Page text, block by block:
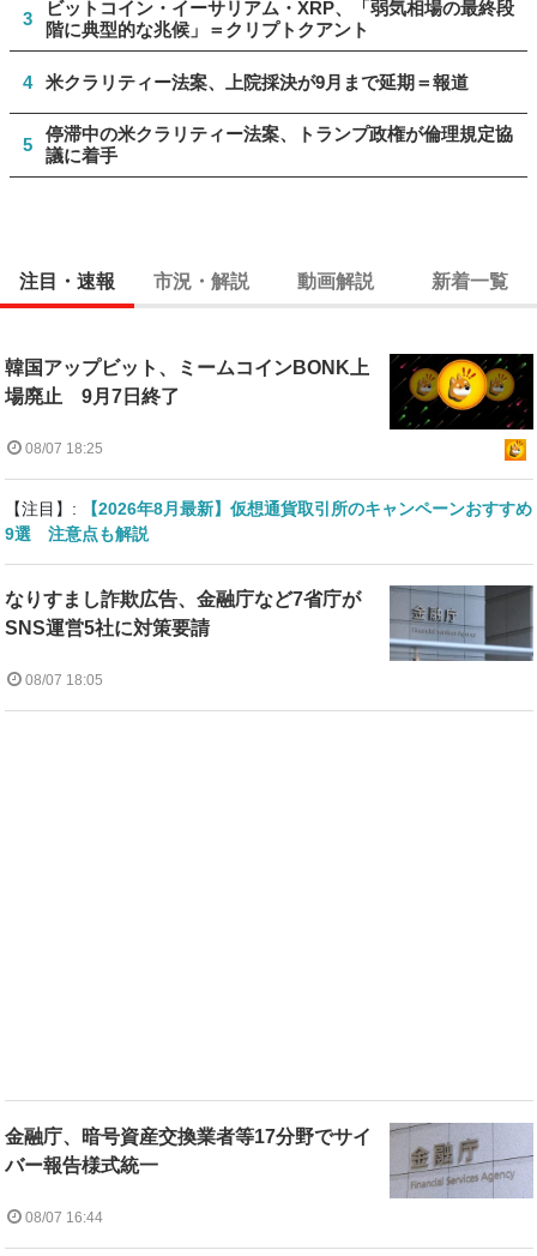
3
ビットコイン・イーサリアム・XRP、「弱気相場の最終段
階に典型的な兆候」＝クリプトクアント
4 米クラリティー法案、上院採決が9月まで延期＝報道
5
停滞中の米クラリティー法案、トランプ政権が倫理規定協
議に着手
注目・速報 市況・解説 動画解説 新着一覧
韓国アップビット、ミームコインBONK上
場廃止 9月7日終了
08/07 18:25
【注目】:
【2026年8月最新】仮想通貨取引所のキャンペーンおすすめ
9選 注意点も解説
なりすまし詐欺広告、金融庁など7省庁が
SNS運営5社に対策要請
08/07 18:05
金融庁、暗号資産交換業者等17分野でサイ
バー報告様式統一
08/07 16:44